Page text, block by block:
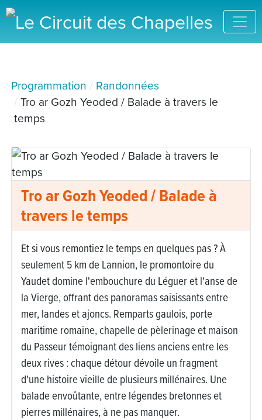
Programmation
Randonnées
Tro ar Gozh Yeoded / Balade à travers le
temps
Tro ar Gozh Yeoded / Balade à
travers le temps
Et si vous remontiez le temps en quelques pas ? À
seulement 5 km de Lannion, le promontoire du
Yaudet domine l'embouchure du Léguer et l'anse de
la Vierge, offrant des panoramas saisissants entre
mer, landes et ajoncs. Remparts gaulois, porte
maritime romaine, chapelle de pèlerinage et maison
du Passeur témoignant des liens anciens entre les
deux rives : chaque détour dévoile un fragment
d'une histoire vieille de plusieurs millénaires. Une
balade envoûtante, entre légendes bretonnes et
pierres millénaires, à ne pas manquer.